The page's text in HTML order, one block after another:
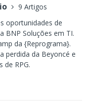
9 Artigos
oportunidades de
BNP Soluções em TI.
da {Reprograma}.
perdida da Beyoncé e
de RPG.